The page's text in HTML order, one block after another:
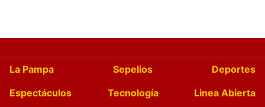
La Pampa Sepelios
Deportes
Espectáculos
Tecnología
Linea Abierta